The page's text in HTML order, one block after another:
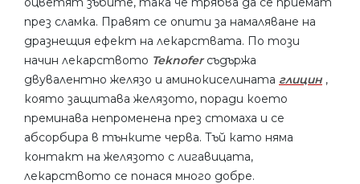
през сламка. Правят се опити за намаляване на
дразнещия ефект на лекарствата. По този
начин лекарството Teknoferсъдържа
двувалентно желязо и аминокиселината глицин ,
която защитава желязото, поради което
преминава непроменена през стомаха и се
абсорбира в тънките черва. Тъй като няма
контакт на желязото с лигавицата,
лекарството се понася много добре.